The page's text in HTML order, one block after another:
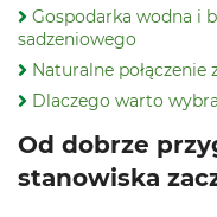
Gospodarka wodna i
sadzeniowego
Naturalne połączenie
Dlaczego warto
Od dobrze
stanowiska